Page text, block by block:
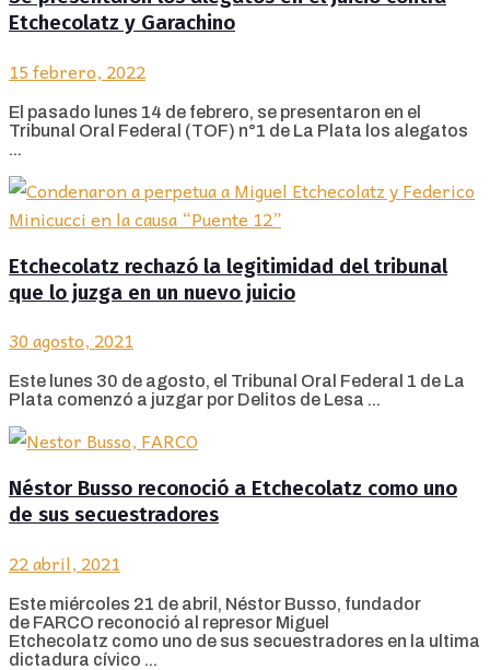
Etchecolatz y Garachino
15 febrero, 2022
El pasado lunes 14 de febrero, se presentaron en el
Tribunal Oral Federal (TOF) n°1 de La Plata los alegatos
...
Etchecolatz rechazó la legitimidad del tribunal
que lo juzga en un nuevo juicio
30 agosto, 2021
Este lunes 30 de agosto, el Tribunal Oral Federal 1 de La
Plata comenzó a juzgar por Delitos de Lesa ...
Néstor Busso reconoció a Etchecolatz como uno
de sus secuestradores
22 abril, 2021
Este miércoles 21 de abril, Néstor Busso, fundador
de FARCO reconoció al represor Miguel
Etchecolatz como uno de sus secuestradores en la ultima
dictadura cívico ...